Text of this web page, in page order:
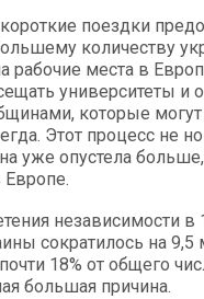
поездки
количеству
рабочие места в
университеты и
которые
Этот процесс не
уже опустела
Европе.
независимости в
сократилось на 9,5
18% от общего
большая причина.